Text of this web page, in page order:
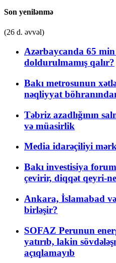
Son yenilənmə
(26 d. əvvəl)
Azərbaycanda 65
doldurulmamış qalır?
Bakı metrosunun
nəqliyyat
Təbriz azadlığının
və müasirlik
Media idarəçiliyi
Bakı investisiya
çevirir, diqqət qeyri-
Ankara, İslamabad
birləşir?
SOFAZ Perunun
yatırıb, lakin
açıqlamayıb